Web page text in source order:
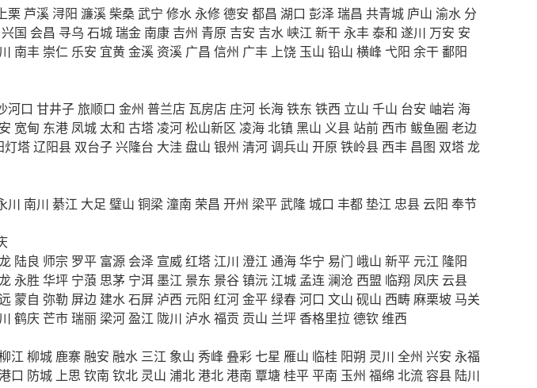
栗 芦溪 浔阳 濂溪柴桑武宁 修水 永修德安 都昌 湖口 彭泽瑞昌 共青城 庐山 渝水 分
兴国 会昌 寻乌 石城瑞金 南康 吉州 青原 吉安 吉水 峡江 新干 永丰泰和 遂川 万安 安
南丰 崇仁 乐安 宜黄金溪 资溪 广昌 信州 广丰 上饶 玉山 铅山 横峰 弋阳 余干鄱阳
河口 甘井子旅顺口 金州 普兰店 瓦房店 庄河 长海铁东 铁西 立山 千山 台安 岫岩 海
宽甸 东港 凤城 太和 古塔 凌河松山新区 凌海北镇黑山 义县 站前 西市 鲅鱼圈 老边
灯塔辽阳县 双台子兴隆台 大洼 盘山 银州 清河调兵山 开原 铁岭县 西丰 昌图 双塔龙
川 南川 綦江 大足 璧山 铜梁潼南 荣昌 开州 梁平武隆城口 丰都 垫江 忠县 云阳 奉节
陆良 师宗 罗平 富源 会泽 宣威红塔 江川 澄江 通海华宁 易门 峨山 新平 元江 隆阳
永胜 华坪 宁蒗 思茅 宁洱 墨江 景东 景谷镇沅 江城 孟连 澜沧 西盟 临翔 凤庆 云县
蒙自 弥勒 屏边 建水石屏 泸西 元阳 红河金平绿春河口 文山 砚山 西畴麻栗坡 马关
鹤庆 芒市瑞丽 梁河盈江 陇川 泸水福贡 贡山 兰坪 香格里拉 德钦维西
江 柳城 鹿寨融安 融水 三江 象山 秀峰 叠彩七星 雁山 临桂 阳朔 灵川 全州 兴安 永福
口 防城 上思 钦南 钦北 灵山 浦北港北港南 覃塘桂平平南 玉州 福绵 北流 容县 陆川